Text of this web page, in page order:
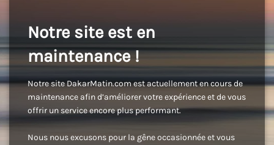
Notre site est en
maintenance !
Notre site DakarMatin.com est actuellement en cours de
maintenance afin d’améliorer votre expérience et de vous
offrir un service encore plus performant.
Nous nous excusons pour la gêne occasionnée et vous